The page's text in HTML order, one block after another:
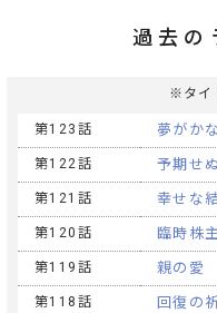
過去の
※タイ
第123話 夢がか
第122話 予期せ
第121話 幸せな
第120話 臨時株
第119話 親の愛
第118話 回復の